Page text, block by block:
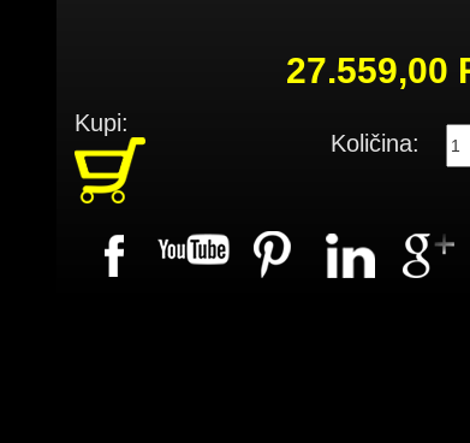
27.559,00
Kupi:
Količina: